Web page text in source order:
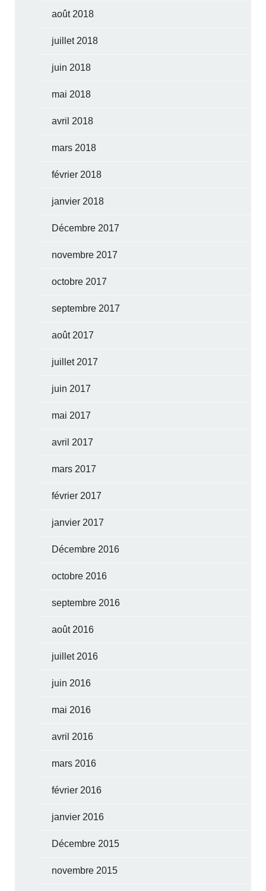
août 2018
juillet 2018
juin 2018
mai 2018
avril 2018
mars 2018
février 2018
janvier 2018
Décembre 2017
novembre 2017
octobre 2017
septembre 2017
août 2017
juillet 2017
juin 2017
mai 2017
avril 2017
mars 2017
février 2017
janvier 2017
Décembre 2016
octobre 2016
septembre 2016
août 2016
juillet 2016
juin 2016
mai 2016
avril 2016
mars 2016
février 2016
janvier 2016
Décembre 2015
novembre 2015